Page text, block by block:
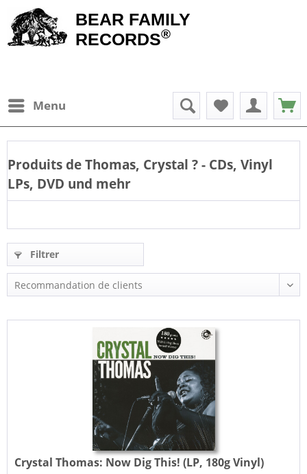
BEAR FAMILY
RECORDS®
Menu
Produits deThomas, Crystal ? - CDs, Vinyl
LPs, DVD und mehr
Filtrer
Crystal Thomas: Now Dig This! (LP, 180g Vinyl)